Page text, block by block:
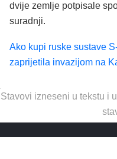
dvije zemlje potpisale
suradnji.
Ako kupi ruske sustave
zaprijetila invazijom na
Stavovi izneseni u tekstu i